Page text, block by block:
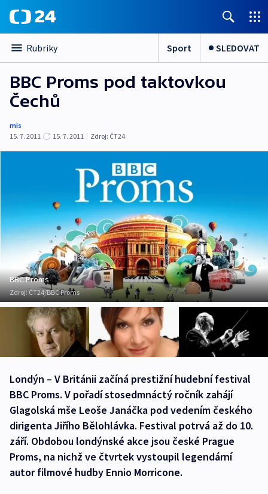
Rubriky Sport SLEDOVAT
BBC Proms pod taktovkou
Čechů
mis
15. 7. 2011
15. 7. 2011 | Zdroj: ČT24
BBC Proms
Zdroj:ČT24/BBC Proms
Londýn – V Británii začíná prestižní hudební festival
BBC Proms. V pořadí stosedmnáctý ročník zahájí
Glagolská mše Leoše Janáčka pod vedením českého
dirigenta Jiřího Bělohlávka. Festival potrvá až do 10.
září. Obdobou londýnské akce jsou české Prague
Proms, na nichž ve čtvrtek vystoupil legendární
autor filmové hudby Ennio Morricone.